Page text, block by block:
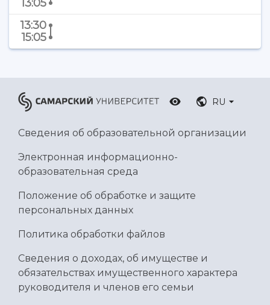
Ботанический сад
Умный дом бабочек
Международный межвузовский кампус
13:05
13:30
15:05
RU
Сведения об образовательной организации
Электронная информационно-
образовательная среда
Положение об обработке и защите
персональных данных
Политика обработки файлов
Сведения о доходах, об имуществе и
обязательствах имущественного характера
руководителя и членов его семьи